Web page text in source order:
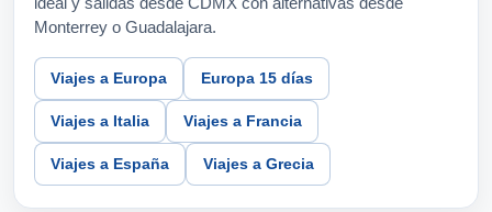
ideal y salidas desde CDMX con alternativas desde
Monterrey o Guadalajara.
Viajes a Europa Europa 15 días
Viajes a Italia Viajes a Francia
Viajes a España Viajes a Grecia